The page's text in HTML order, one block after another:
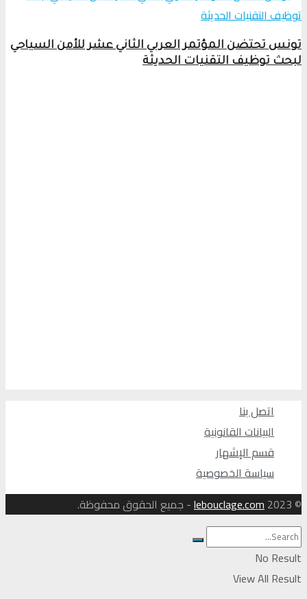
تونس تحتضن المؤتمر العربي الثاني عشر للأمن السياحي
لبحث توظيف التقنيات الحديثة
اتصل بنا
البيانات القانونية
قسم الإشهار
سياسة الخصوصية
© 2023
lebouclage.com- جميع الحقوق محفوظة.
No Result
View All Result